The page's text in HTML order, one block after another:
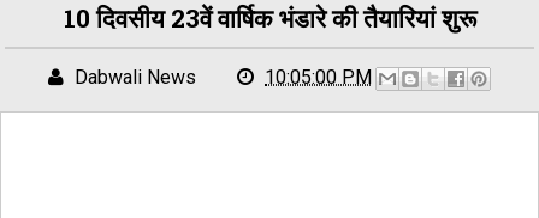
10 दिवसीय 23वें वार्षिक भंडारे की तैयारियां शुरू
Dabwali News 10:05:00 PM